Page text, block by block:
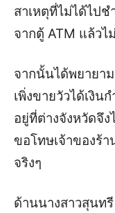
สาเหตุที่ไม่ได้ไปช
จากตู้ ATM แล้ว
จากนั้นได้พยายา
เพิ่งขายวัวได้เงิ
อยู่ที่ต่างจังหวัดจึ
ขอโทษเจ้าของร้า
จริงๆ
ด้านนางสาวสุนทรี